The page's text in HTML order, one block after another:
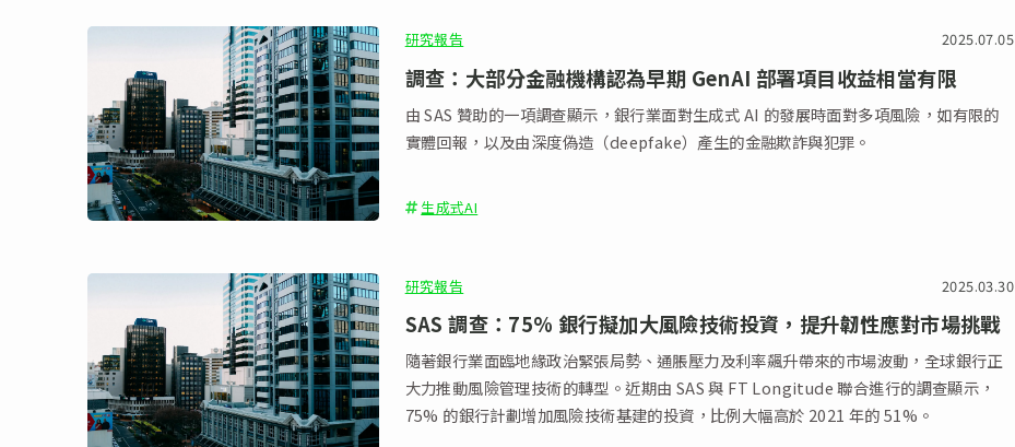
研究報告 2025.07.05
調查：大部分金融機構認為早期 GenAI 部署項目收益相當有限
由 SAS 贊助的一項調查顯示，銀行業面對生成式 AI 的發展時面對多項風險，如有限的
實體回報，以及由深度偽造（deepfake）產生的金融欺詐與犯罪。
生成式AI
研究報告 2025.03.30
SAS 調查：75% 銀行擬加大風險技術投資，提升韌性應對市場挑戰
隨著銀行業面臨地緣政治緊張局勢、通脹壓力及利率飆升帶來的市場波動，全球銀行正
大力推動風險管理技術的轉型。近期由 SAS 與 FT Longitude 聯合進行的調查顯示，
75% 的銀行計劃增加風險技術基建的投資，比例大幅高於 2021 年的 51%。